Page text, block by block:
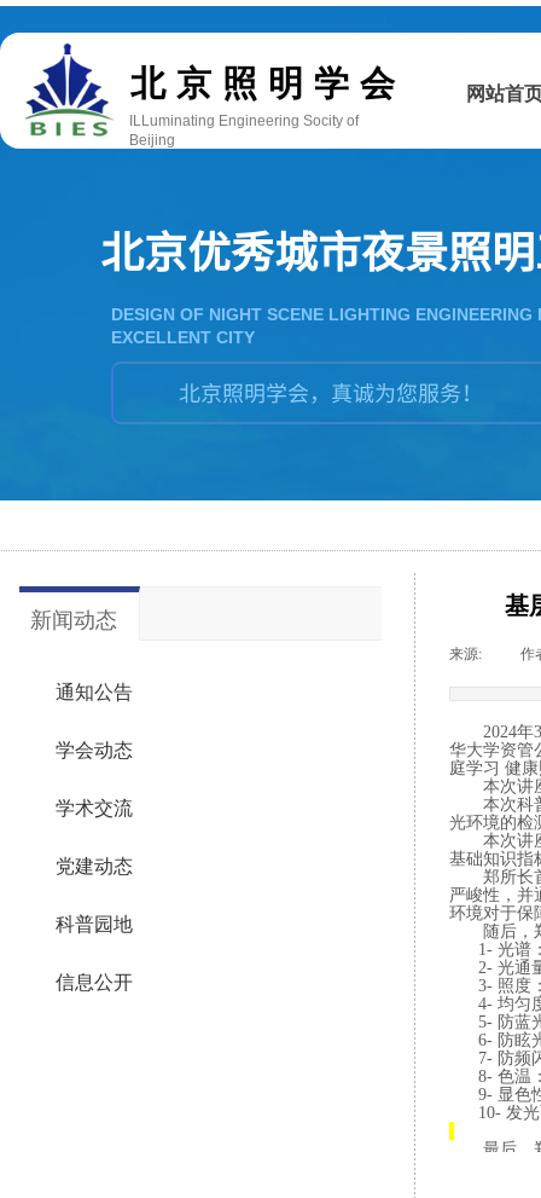
DESIGN OF NIGHT SCENE LIGHTING ENGINEERING
EXCELLENT CITY
网站首
ILLuminating Engineering Socity of
Beijing
双击此处添加文字
北京照明学会，真诚为您服务！
北京优秀城市夜景照
北京照明学会
基
来源: 作
2024年
华大学资管
庭学习 健
本次讲
本次科
光环境的检
本次讲
基础知识指
郑所长
严峻性，并
环境对于保
随后，
1- 光谱
2- 光通
3- 照度
4- 均匀
5- 防蓝
6- 防眩
7- 防频
8- 色温
9- 显色
10- 发
最后，
新闻动态
通知公告
学会动态
学术交流
党建动态
科普园地
信息公开